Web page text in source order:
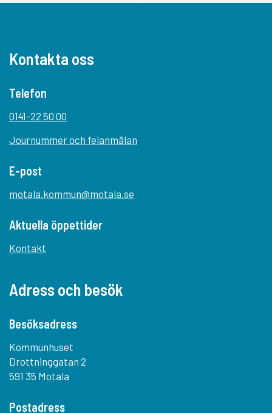
Kontakta oss
Telefon
0141-22 50 00
Journummer och felanmälan
E-post
motala.kommun@motala.se
Aktuella öppettider
Kontakt
Adress och besök
Besöksadress
Kommunhuset
Drottninggatan 2
591 35 Motala
Postadress